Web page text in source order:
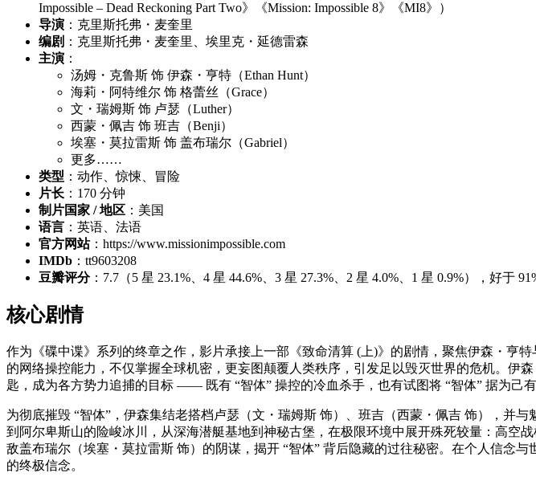
Impossible – Dead Reckoning Part Two》《Mission: Impossible 8》《MI8》）
导演 ：克里斯托弗・麦奎里
编剧 ：克里斯托弗・麦奎里、埃里克・延德雷森
主演 ：
汤姆・克鲁斯 饰 伊森・亨特（Ethan Hunt）
海莉・阿特维尔 饰 格蕾丝（Grace）
文・瑞姆斯 饰 卢瑟（Luther）
西蒙・佩吉 饰 班吉（Benji）
埃塞・莫拉雷斯 饰 盖布瑞尔（Gabriel）
更多……
类型 ：动作、惊悚、冒险
片长 ：170 分钟
制片国家 / 地区 ：美国
语言 ：英语、法语
官方网站：https://www.missionimpossible.com
IMDb ：tt9603208
豆瓣评分：7.7（5 星 23.1%、4 星 44.6%、3 星 27.3%、2 星 4.0%、1 星 0.9%），好于
核心剧情
作为《碟中谍》系列的终章之作，影片承接上一部《致命清算 (上)》的剧情，聚焦伊森・亨
的网络操控能力，不仅掌握全球机密，更妄图颠覆人类秩序，引发足以毁灭世界的危机。伊
匙，成为各方势力追捕的目标 —— 既有 “智体” 操控的冷血杀手，也有试图将 “智体” 据为己有
为彻底摧毁 “智体”，伊森集结老搭档卢瑟（文・瑞姆斯 饰）、班吉（西蒙・佩吉 饰），并
到阿尔卑斯山的险峻冰川，从深海潜艇基地到神秘古堡，在极限环境中展开殊死较量：高空
敌盖布瑞尔（埃塞・莫拉雷斯 饰）的阴谋，揭开 “智体” 背后隐藏的过往秘密。在个人信念
的终极信念。